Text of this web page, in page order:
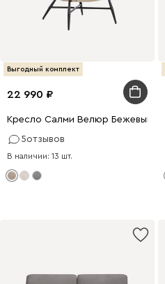
Выгодный комплект
22 990
Кресло Салми Велюр Бежевый
5отзывов
В наличии: 13 шт.